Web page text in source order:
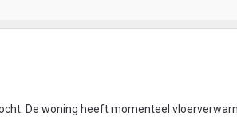
De woning heeft momenteel